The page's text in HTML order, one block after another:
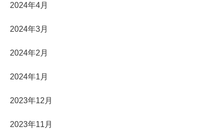
2024年4月
2024年3月
2024年2月
2024年1月
2023年12月
2023年11月